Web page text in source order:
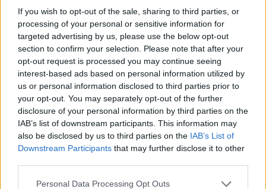
If you wish to opt-out of the sale, sharing to third parties, or
processing of your personal or sensitive information for
targeted advertising by us, please use the below opt-out
section to confirm your selection. Please note that after your
opt-out request is processed you may continue seeing
interest-based ads based on personal information utilized by
us or personal information disclosed to third parties prior to
your opt-out. You may separately opt-out of the further
disclosure of your personal information by third parties on the
IAB’s list of downstream participants. This information may
also be disclosed by us to third parties on the IAB’s List of
Downstream Participants that may further disclose it to other
Personal Data Processing Opt Outs